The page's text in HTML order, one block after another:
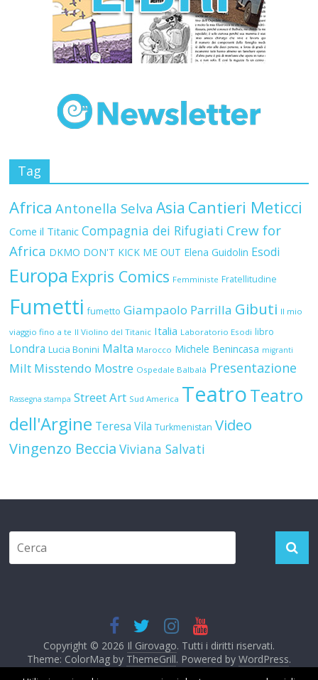
Africa AsiaCantieri Meticci
Come il Titanic Compagnia dei Rifugiati Crew for
Africa DKMO DON'T KICK ME OUT Elena Guidolin Esodi
EuropaExpris Comics
Fumetti
viaggio fino a te Il Violino del Titanic Italia Laboratorio Esodi libro
Londra Lucia Bonini Malta Marocco Michele Benincasa migranti
Milt MisstendoMostre Ospedale Balbalà Presentazione
TeatroTeatro
dell'Argine
Video
Vingenzo BecciaViviana Salvati
Copyright © 2026 Il Girovago. Tutti i diritti riservati.
Theme: ColorMag by ThemeGrill. Powered byWordPress